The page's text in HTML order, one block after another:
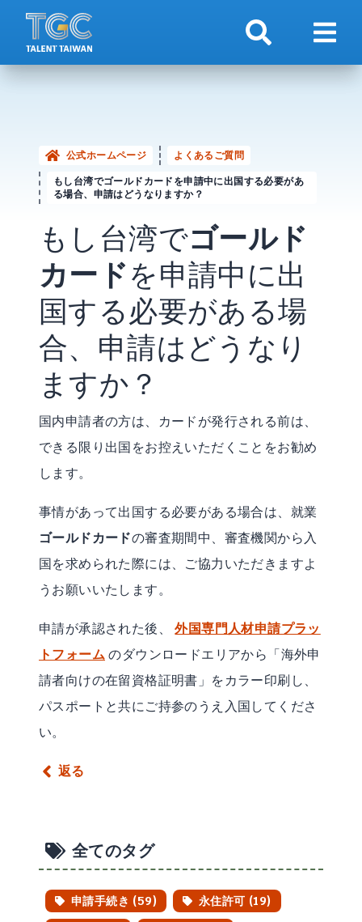
検索 ナビ
公式ホームページ
よくあるご質問
もし台湾でゴールドカードを申請中に出国する必要があ
る場合、申請はどうなりますか？
もし台湾でゴールド
カードを申請中に出
国する必要がある場
合、申請はどうなり
ますか？
国内申請者の方は、カードが発行される前は、
できる限り出国をお控えいただくことをお勧め
します。
事情があって出国する必要がある場合は、就業
ゴールドカードの審査期間中、審査機関から入
国を求められた際には、ご協力いただきますよ
うお願いいたします。
申請が承認された後、外国専門人材申請プラッ
トフォームのダウンロードエリアから「海外申
請者向けの在留資格証明書」をカラー印刷し、
パスポートと共にご持参のうえ入国してくださ
い。
返る
全てのタグ
申請手続き (59)
永住許可 (19)